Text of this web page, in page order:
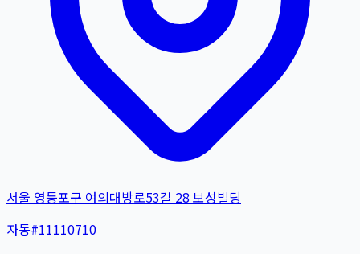
서울 영등포구 여의대방로53길 28 보성빌딩
자동#11110710